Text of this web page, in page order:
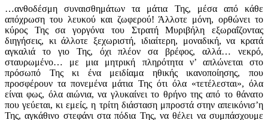
…ανθοδέσμη συναισθημάτων τα μάτια Της, μέσα από κάθε
απόχρωση του λευκού και ζωφερού! Άλλοτε μόνη, ορθώνει το
κύρος Της σα γοργόνα του Στρατή Μυριβήλη εξωραΐζοντας
διηγήσεις, κι άλλοτε ξεχωριστή, ιδιαίτερη, μοναδική, να κρατά
αγκαλιά το γιο Της, όχι πλέον σα βρέφος, αλλά… νεκρό,
σταυρωμένο… με μια μητρική πληρότητα ν’ απλώνεται στο
πρόσωπό Της κι ένα μειδίαμα ηθικής ικανοποίησης, που
προσφέρουν τα πονεμένα μάτια Της ότι όλα «τετέλεσται», όλα
είναι φως, όλα αιώνια, να γλυκαίνει το θρήνο της από το θάνατο
που γεύεται, κι εμείς, η τρίτη διάσταση μπροστά στην απεικόνισ’η
Της, αγκάθινο στεφάνι στα πόδια Της, να θέλει να συμπάσχουμε